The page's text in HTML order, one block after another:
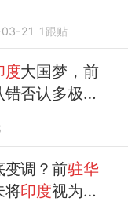
21 1 跟贴
度大国梦，前
否认多极秩
变调？前驻华
将印度视为平